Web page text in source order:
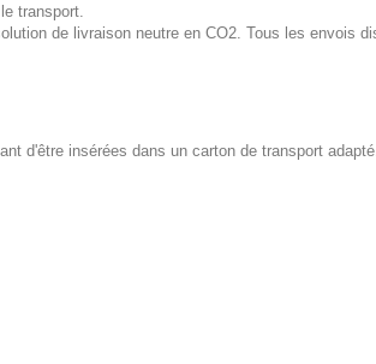
transport.
de livraison neutre en CO2. Tous les envois
d'être insérées dans un carton de transport adapté.